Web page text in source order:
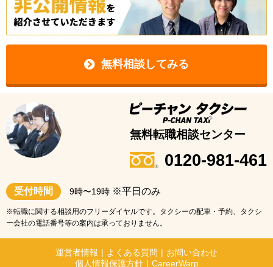
無料相談してみる
無料転職相談センター
0120-981-461
受付時間 9時〜19時 ※平日のみ
※転職に関する相談用のフリーダイヤルです。タクシーの配車・予約、タクシ
ー会社の電話番号等の案内は承っておりません。
運営者情報 | よくある質問 | お問い合わせ
個人情報保護方針 | CareerWarp